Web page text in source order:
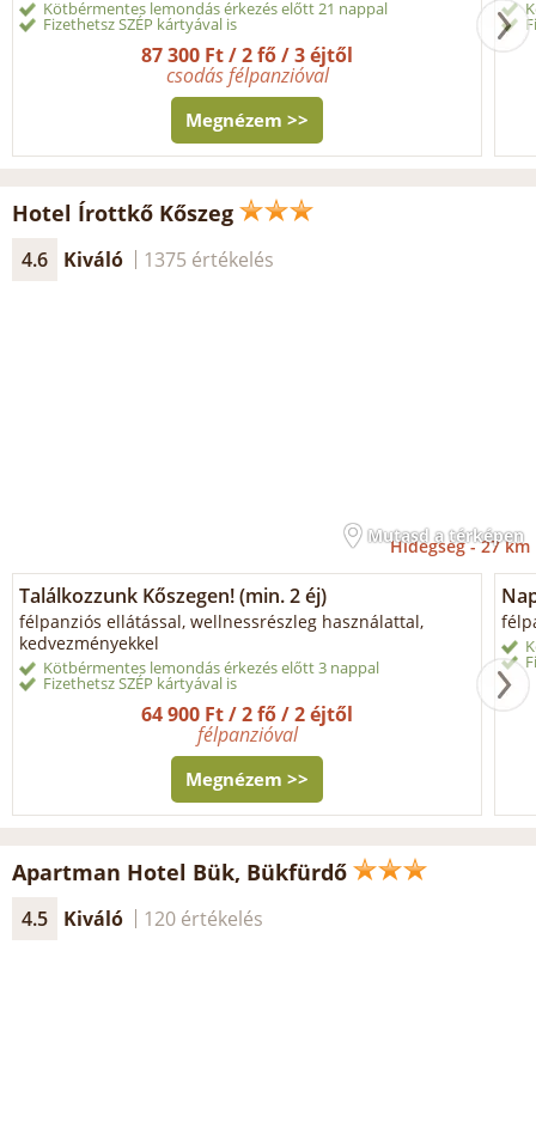
Kötbérmentes lemondás érkezés előtt 21 nappal
Fizethetsz SZÉP kártyával is
87 300 Ft / 2 fő / 3 éjtől
csodás félpanzióval
Megnézem >>
Hotel Írottkő Kőszeg
4.6 Kiváló 1375 értékelés
Mutasd a térképen
Hidegség -27 km
Találkozzunk Kőszegen! (min. 2 éj)
félpanziós ellátással, wellnessrészleg használattal,
kedvezményekkel
Kötbérmentes lemondás érkezés előtt 3 nappal
Fizethetsz SZÉP kártyával is
64 900 Ft / 2 fő / 2 éjtől
félpanzióval
Megnézem >>
Apartman Hotel Bük, Bükfürdő
4.5 Kiváló 120 értékelés